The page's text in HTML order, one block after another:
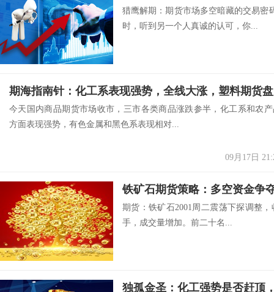
猎鹰解期：期货市场多空暗藏的交易密
时，听到另一个人真诚的认可，你...
今天国内商品期货市场收市，三市各类商品涨跌参半，化工系和农
方面表现强势，有色金属和黑色系表现相对...
09月17日
期货：铁矿石2001周二震荡下探调整
手，成交量增加。前二十名...